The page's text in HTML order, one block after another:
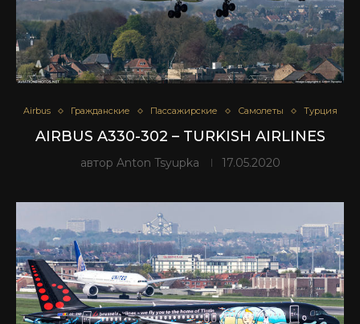
Airbus Гражданские Пассажирские Самолеты Турция
AIRBUS A330-302 – TURKISH AIRLINES
автор Anton Tsyupka 17.05.2020